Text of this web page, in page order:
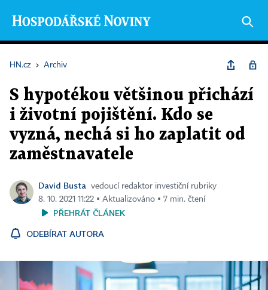
HN.cz › Archiv
S hypotékou většinou přichází
i životní pojištění. Kdo se
vyzná, nechá si ho zaplatit od
zaměstnavatele
David Busta
vedoucí redaktor investiční rubriky
8. 10. 2021 11:22 ▪ Aktualizováno ▪ 7 min. čtení
PŘEHRÁT ČLÁNEK
ODEBÍRAT AUTORA